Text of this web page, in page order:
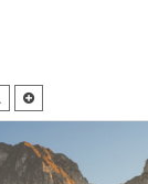
Default
font